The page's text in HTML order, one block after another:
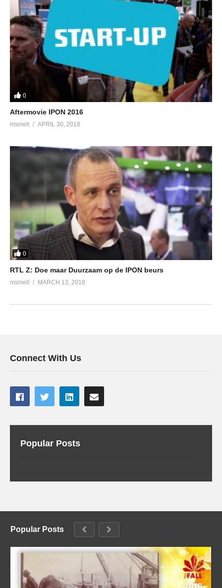
0
Aftermovie IPON 2016
msmelt APRIL 30, 2018
0
RTL Z: Doe maar Duurzaam op de IPON beurs
msmelt MARCH 13, 2018
Connect With Us
Popular Posts
Popular Posts